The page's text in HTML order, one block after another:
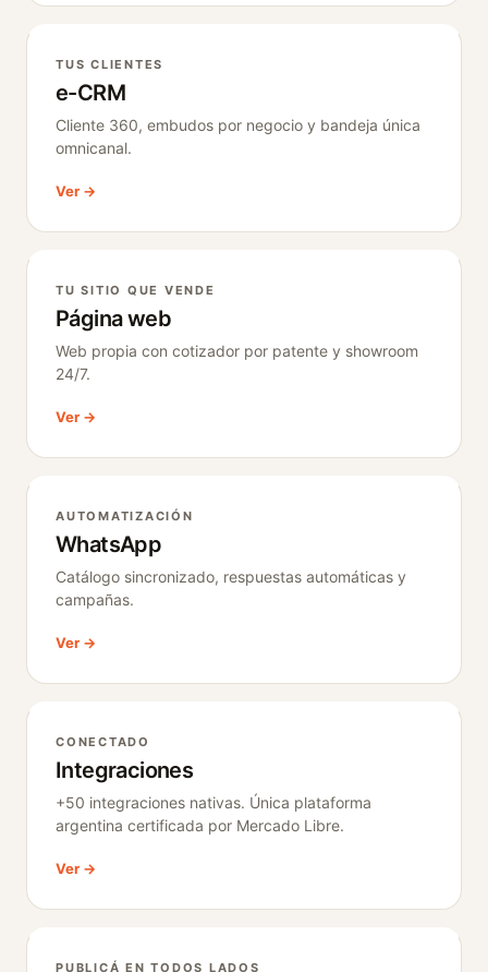
TUS CLIENTES
e-CRM
Cliente 360, embudos por negocio y bandeja única
omnicanal.
Ver →
TU SITIO QUE VENDE
Página web
Web propia con cotizador por patente y showroom
24/7.
Ver →
AUTOMATIZACIÓN
WhatsApp
Catálogo sincronizado, respuestas automáticas y
campañas.
Ver →
CONECTADO
Integraciones
+50 integraciones nativas. Única plataforma
argentina certificada por Mercado Libre.
Ver →
PUBLICÁ EN TODOS LADOS